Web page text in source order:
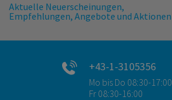
Aktuelle Neuerscheinungen,
Empfehlungen, Angebote und Aktionen
+43-1-3105356
Mo bis Do 08:30-17:00
Fr 08:30-16:00